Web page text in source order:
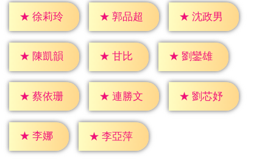
★ 徐莉玲 ★ 郭品超 ★ 沈政男
★ 陳凱韻 ★ 甘比 ★ 劉鑾雄
★ 蔡依珊 ★ 連勝文 ★ 劉芯妤
★ 李娜 ★ 李亞萍